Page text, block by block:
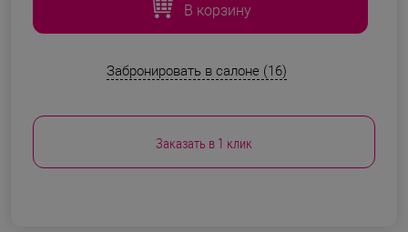
В корзину
Забронировать в салоне (16)
Заказать в 1 клик